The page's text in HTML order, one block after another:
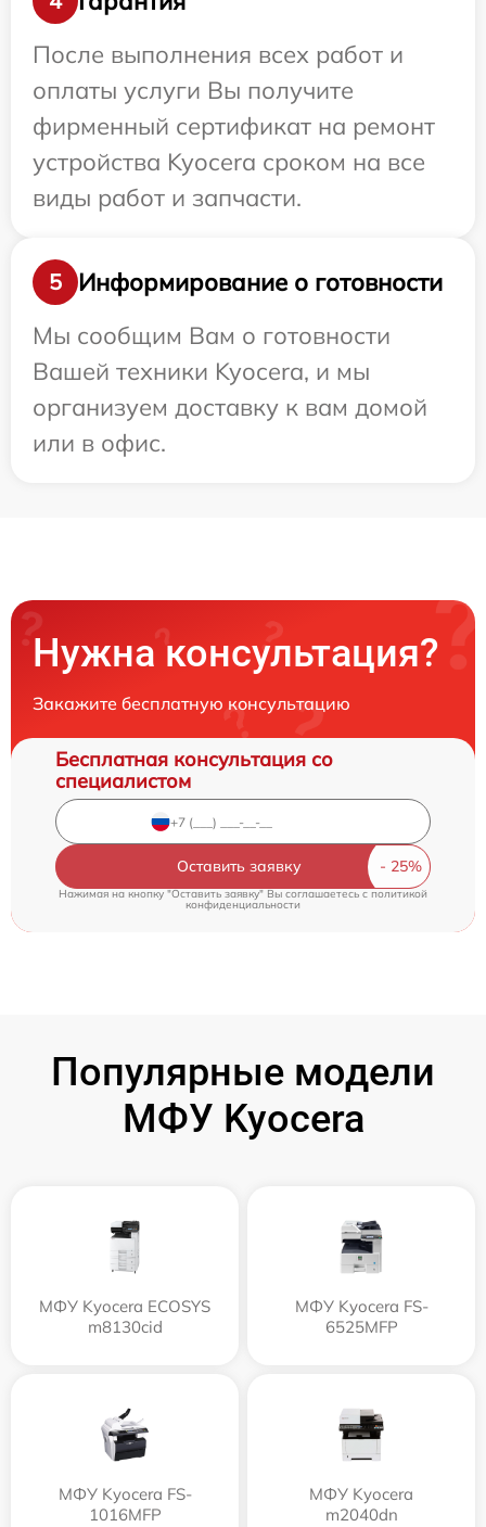
После выполнения всех работ и
оплаты услуги Вы получите
фирменный сертификат на ремонт
устройства Kyocera сроком на все
виды работ и запчасти.
5
Информирование о готовности
Мы сообщим Вам о готовности
Вашей техники Kyocera, и мы
организуем доставку к вам домой
или в офис.
Нужна консультация?
Закажите бесплатную консультацию
Бесплатная консультация со
специалистом
Оставить заявку
Нажимая на кнопку "Оставить заявку" Вы соглашаетесь c политикой
конфиденциальности
Популярные модели
МФУ Kyocera
МФУ Kyocera ECOSYS
m8130cid
МФУ Kyocera FS-
6525MFP
МФУ Kyocera FS-
1016MFP
МФУ Kyocera
m2040dn